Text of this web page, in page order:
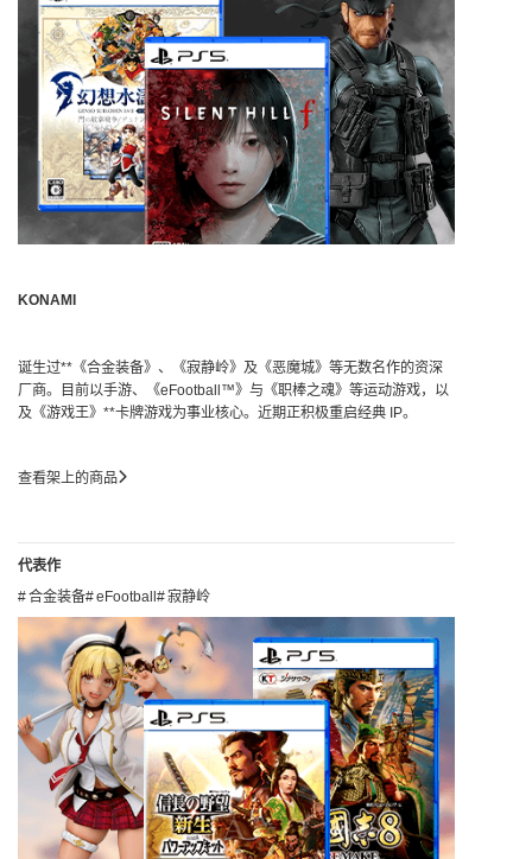
KONAMI
诞生过**《合金装备》、《寂静岭》及《恶魔城》等无数名作的资深
厂商。目前以手游、《eFootball™》与《职棒之魂》等运动游戏，以
及《游戏王》**卡牌游戏为事业核心。近期正积极重启经典 IP。
查看架上的商品
代表作
合金装备
eFootball 寂静岭